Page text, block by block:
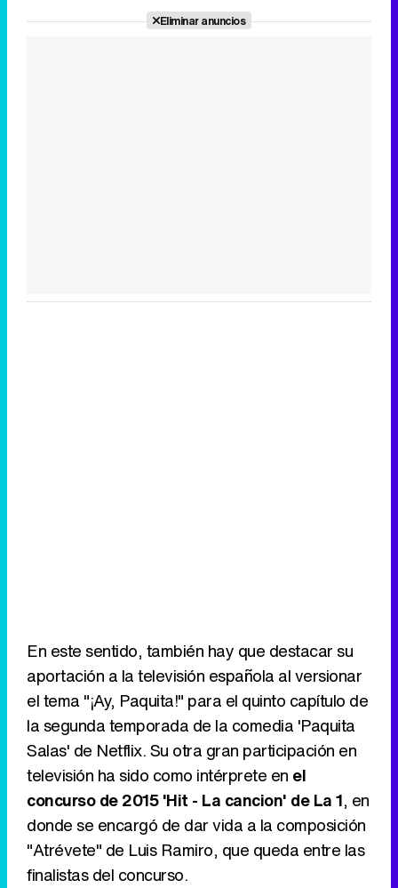
Eliminar anuncios
En este sentido, también hay que destacar su
aportación a la televisión española al versionar
el tema "¡Ay, Paquita!" para el quinto capítulo de
la segunda temporada de la comedia 'Paquita
Salas' de Netflix. Su otra gran participación en
televisión ha sido como intérprete en el
concurso de 2015 'Hit - La cancion' de La 1, en
donde se encargó de dar vida a la composición
"Atrévete" de Luis Ramiro, que queda entre las
finalistas del concurso.